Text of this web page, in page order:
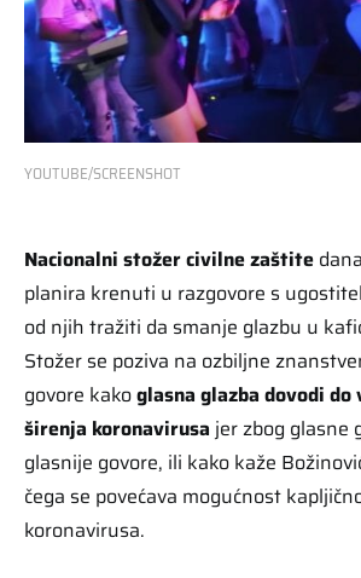
YOUTUBE/SCREENSHOT
Nacionalni stožer civilne zaštite
planira krenuti u razgovore s
od njih tražiti da smanje glazbu u
Stožer se poziva na ozbiljne
govore kakoglasna glazba dovodi do
širenja koronavirusa jer zbog glasne
glasnije govore, ili kako kaže
čega se povećava mogućnost
koronavirusa.